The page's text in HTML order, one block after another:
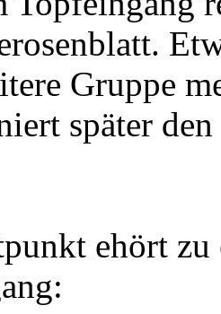
Gruppe
später
ehört zu